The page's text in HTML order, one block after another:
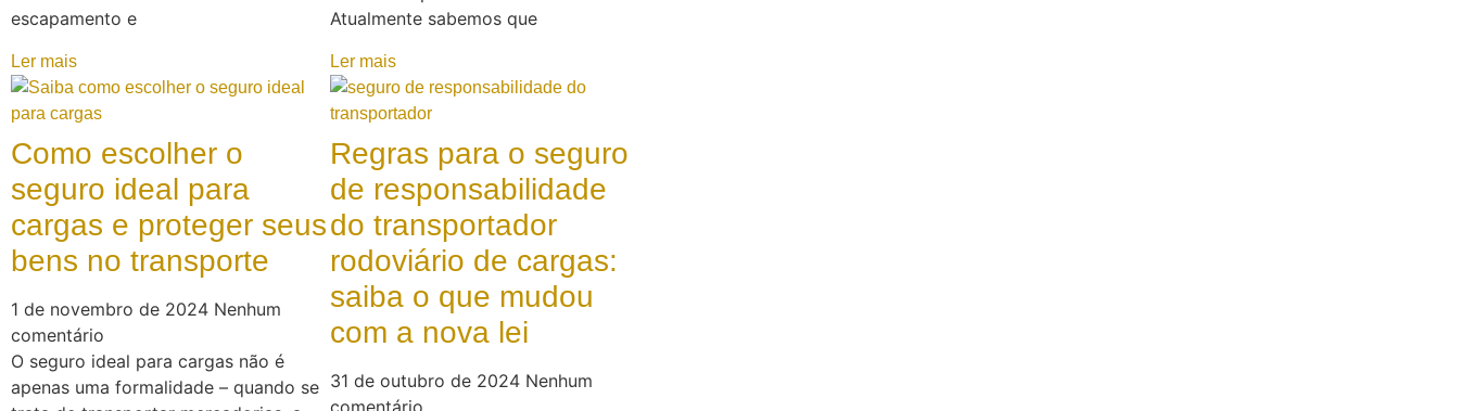
escapamento e
Ler mais
Atualmente sabemos que
Ler mais
Como escolher o
seguro ideal para
cargas e proteger seus
bens no transporte
1 de novembro de 2024 Nenhum
comentário
O seguro ideal para cargas não é
apenas uma formalidade – quando se
Regras para o seguro
de responsabilidade
do transportador
rodoviário de cargas:
saiba o que mudou
com a nova lei
31 de outubro de 2024 Nenhum
comentário